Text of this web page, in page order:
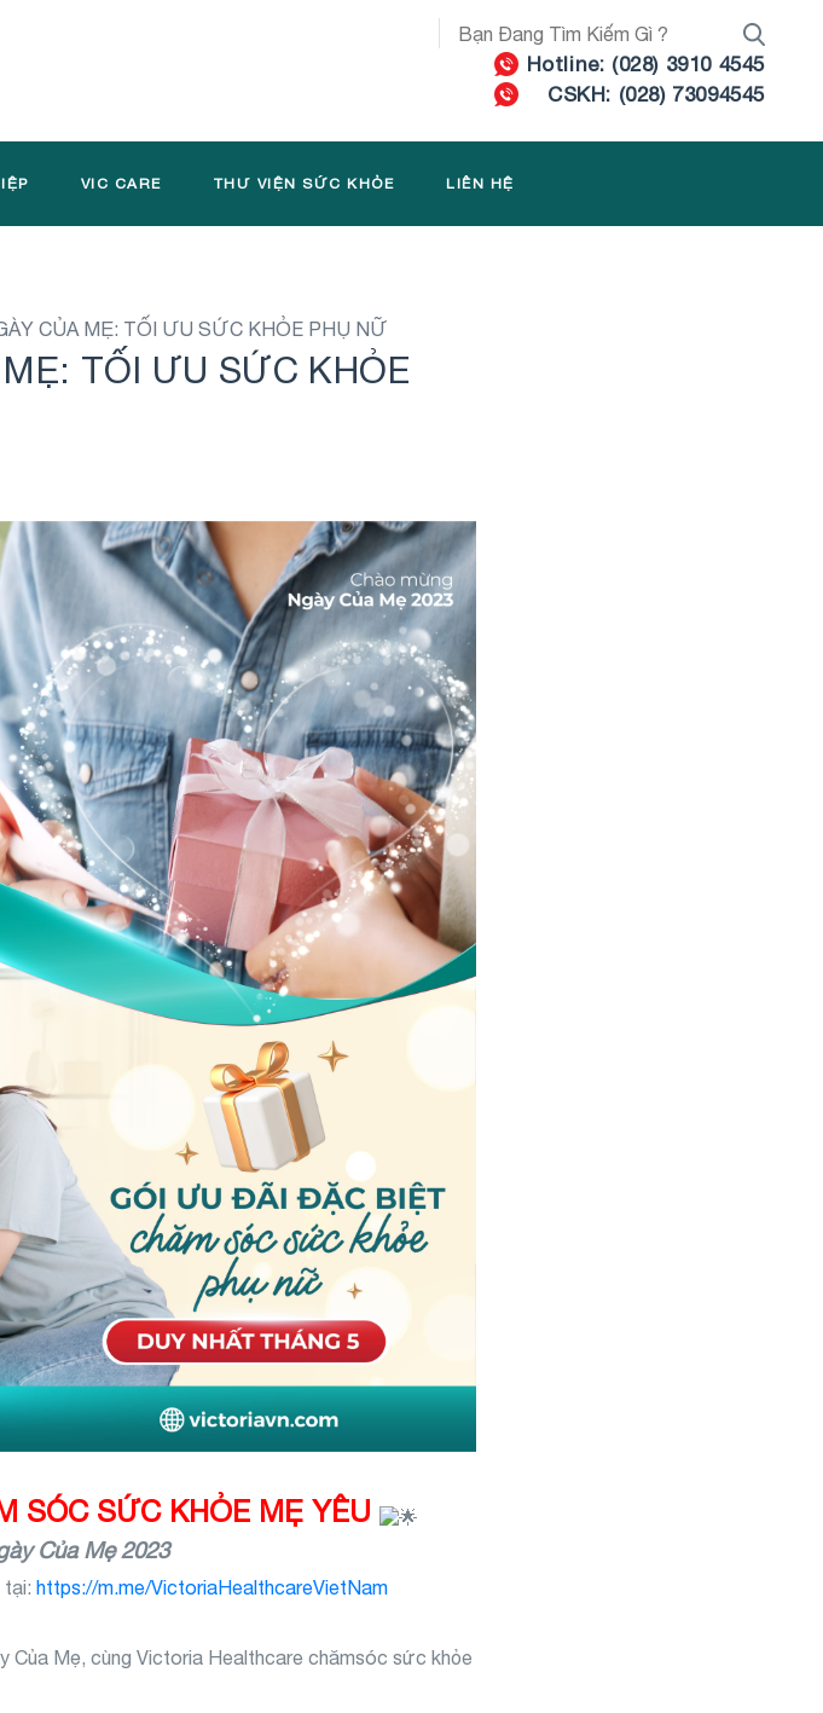
Hotline: (028) 3910 4545
CSKH: (028) 73094545
VIC CARE THƯ VIỆN SỨC KHỎE LIÊN HỆ
CỦA MẸ: TỐI ƯU SỨC KHỎE PHỤ NỮ
TỐI ƯU SỨC KHỎE
SÓC SỨC KHỎE MẸ YÊU
Của Mẹ 2023
tại: https://m.me/VictoriaHealthcareVietNam
Của Mẹ, cùng Victoria Healthcare chămsóc sức khỏe